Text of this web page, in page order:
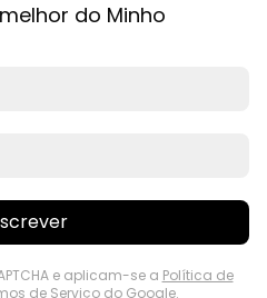
do Minho
e aplicam-se a Política de
de Serviçodo Google.